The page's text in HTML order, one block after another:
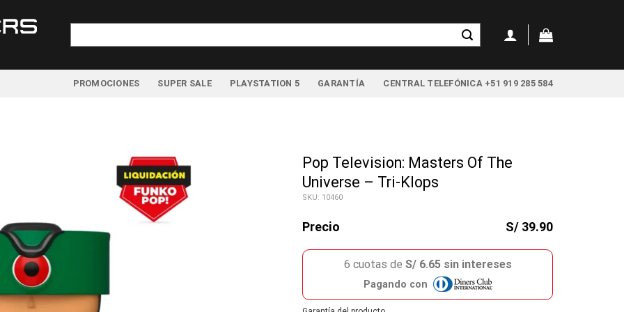
PROMOCIONES SUPER SALE PLAYSTATION 5 GARANTÍA CENTRAL TELEFÓNICA +51 919 285 584
Pop Television: Masters Of The
Universe – Tri-Klops
SKU: 10460
Precio S/ 39.90
6 cuotas de S/ 6.65 sin intereses
Pagando con